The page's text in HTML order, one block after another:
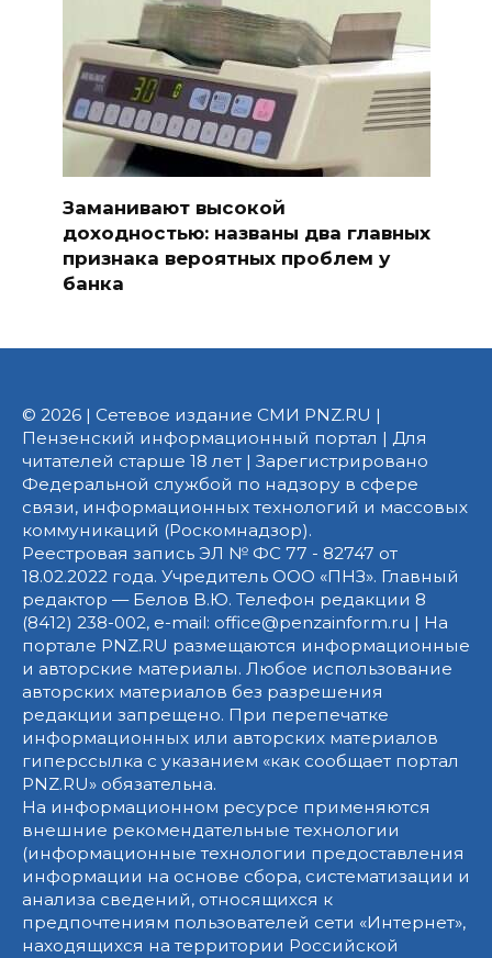
Заманивают высокой
доходностью: названы два главных
признака вероятных проблем у
банка
© 2026 | Сетевое издание СМИ PNZ.RU |
Пензенский информационный портал | Для
читателей старше 18 лет | Зарегистрировано
Федеральной службой по надзору в сфере
связи, информационных технологий и массовых
коммуникаций (Роскомнадзор).
Реестровая запись ЭЛ № ФС 77 - 82747 от
18.02.2022 года. Учредитель ООО «ПНЗ». Главный
редактор — Белов В.Ю. Телефон редакции 8
(8412) 238-002, e-mail: office@penzainform.ru | На
портале PNZ.RU размещаются информационные
и авторские материалы. Любое использование
авторских материалов без разрешения
редакции запрещено. При перепечатке
информационных или авторских материалов
гиперссылка с указанием «как сообщает портал
PNZ.RU» обязательна.
На информационном ресурсе применяются
внешние рекомендательные технологии
(информационные технологии предоставления
информации на основе сбора, систематизации и
анализа сведений, относящихся к
предпочтениям пользователей сети «Интернет»,
находящихся на территории Российской